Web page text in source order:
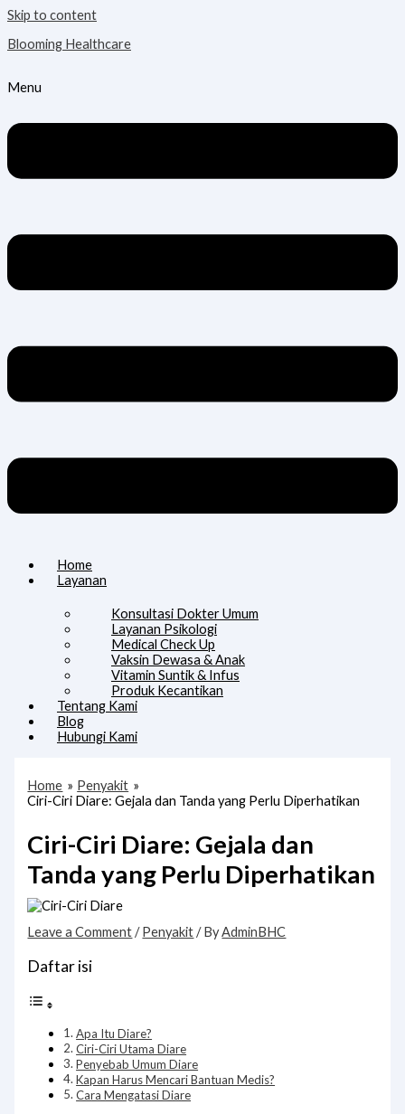
Skip to content
Blooming Healthcare
Menu
Home
Layanan
Konsultasi Dokter Umum
Layanan Psikologi
Medical Check Up
Vaksin Dewasa & Anak
Vitamin Suntik & Infus
Produk Kecantikan
Tentang Kami
Blog
Hubungi Kami
Home
Penyakit
Ciri-Ciri Diare: Gejala dan Tanda yang Perlu Diperhatikan
Ciri-Ciri Diare: Gejala dan
Tanda yang Perlu Diperhatikan
Leave a Comment /Penyakit/ ByAdminBHC
Daftar isi
Apa Itu Diare?
Ciri-Ciri Utama Diare
Penyebab Umum Diare
Kapan Harus Mencari Bantuan Medis?
Cara Mengatasi Diare